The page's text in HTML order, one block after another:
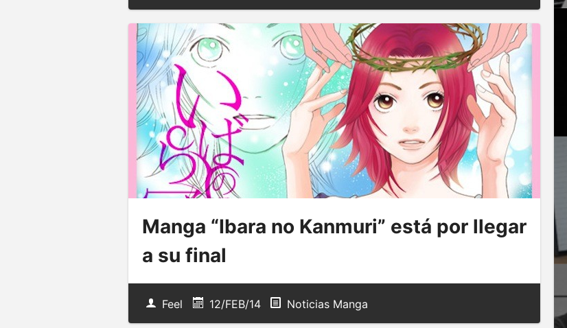
Manga “Ibara no Kanmuri” está por llegar
a su final
Feel 12/FEB/14 Noticias Manga